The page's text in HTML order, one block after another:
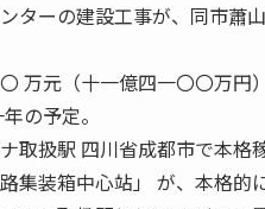
ターの建設工事が、同市蕭
万元（十一億四一〇〇万円）
の予定。
取扱駅 四川省成都市で本
集装箱中心站」 が、本格的